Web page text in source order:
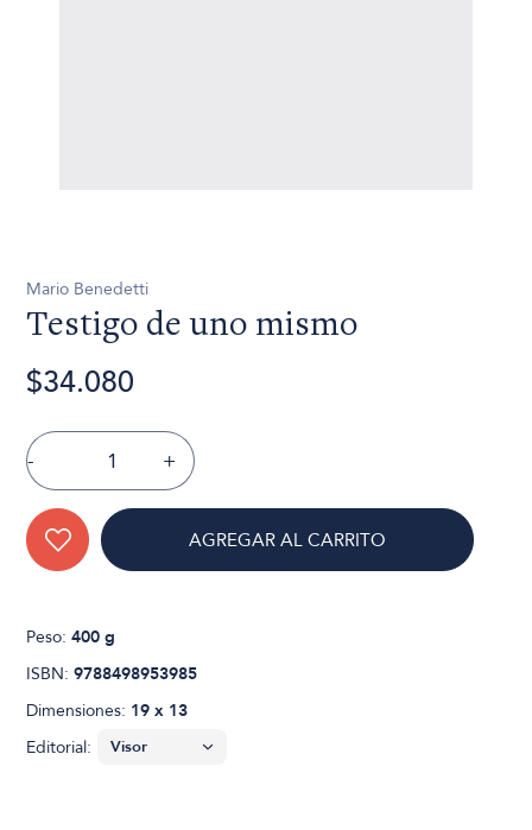
Mario Benedetti
Testigo de uno mismo
$34.080
- +
AGREGAR AL CARRITO
Peso:400 g
ISBN:9788498953985
Dimensiones: 19 x 13
Editorial: